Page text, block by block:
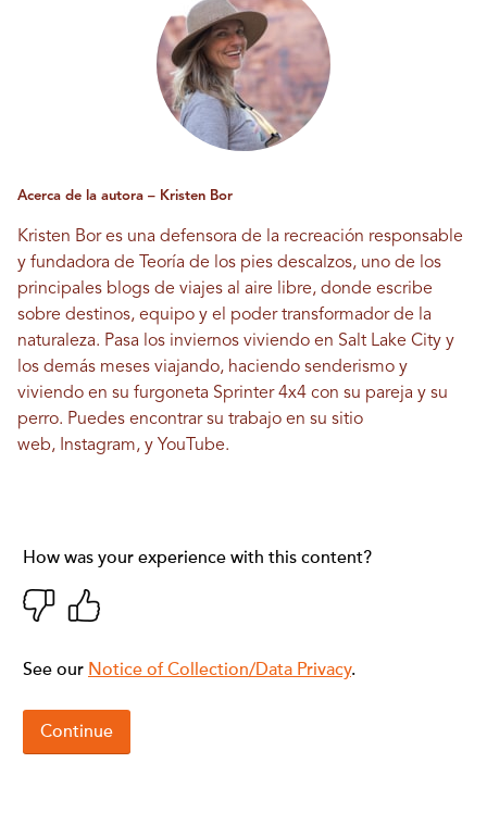
Acerca de la autora – Kristen Bor
Kristen Bor es una defensora de la recreación responsable
y fundadora de
Teoría de los pies descalzos, uno de los
principales blogs de viajes al aire libre, donde escribe
sobre destinos, equipo y el poder transformador de la
naturaleza. Pasa los inviernos viviendo en Salt Lake City y
los demás meses viajando, haciendo senderismo y
viviendo en su furgoneta Sprinter 4x4 con su pareja y su
perro. Puedes encontrar su trabajo en su sitio
web, Instagram, y YouTube.